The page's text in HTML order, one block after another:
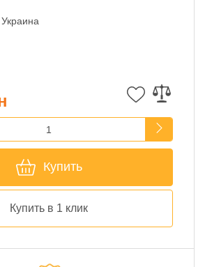
Украина
Купить
Купить в 1 клик